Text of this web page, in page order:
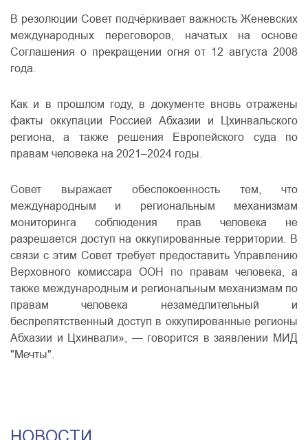
В резолюции Совет подчёркивает важность Женевских
международных переговоров, начатых на основе
Соглашения о прекращении огня от 12 августа 2008
года.
Как и в прошлом году, в документе вновь отражены
факты оккупации Россией Абхазии и Цхинвальского
региона, а также решения Европейского суда по
правам человека на 2021–2024 годы.
Совет выражает обеспокоенность тем, что
международным и региональным механизмам
мониторинга соблюдения прав человека не
разрешается доступ на оккупированные территории. В
связи с этим Совет требует предоставить Управлению
Верховного комиссара ООН по правам человека, а
также международным и региональным механизмам по
правам человека незамедлительный и
беспрепятственный доступ в оккупированные регионы
Абхазии и Цхинвали», — говорится в заявлении МИД
"Мечты".